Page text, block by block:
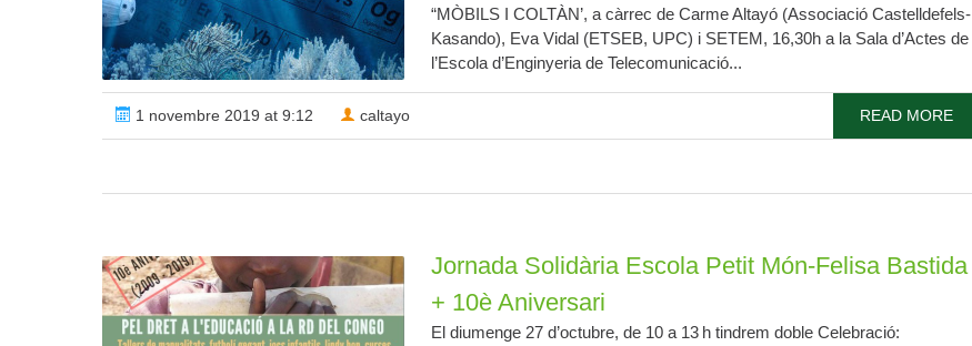
“MÒBILS I COLTÀN’, a càrrec de Carme Altayó (Associació Castelldefels-
Kasando), Eva Vidal (ETSEB, UPC) i SETEM, 16,30h a la Sala d’Actes de
l’Escola d’Enginyeria de Telecomunicació...
1 novembre 2019 at 9:12 caltayo READ MORE
Jornada Solidària Escola Petit Món-Felisa Bastida
+ 10è Aniversari
El diumenge 27 d’octubre, de 10 a 13 h tindrem doble Celebració: